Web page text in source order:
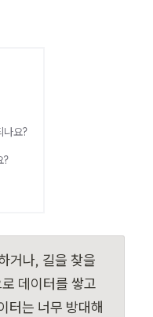
나요?
?
거나, 길을 찾을
데이터를 쌓고
터는 너무 방대해